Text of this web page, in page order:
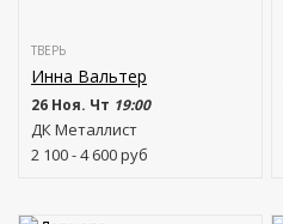
ТВЕРЬ
Инна Вальтер
26 Ноя. Чт 19:00
ДК Металлист
2 100 - 4 600руб